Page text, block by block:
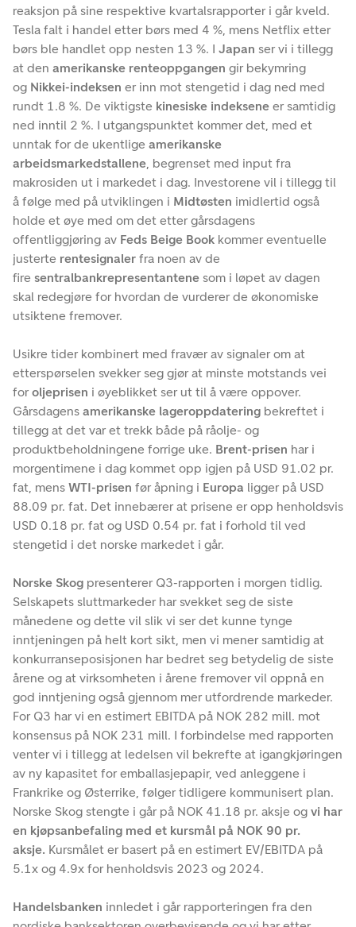
reaksjon på sine respektive kvartalsrapporter i går kveld.
Tesla falt i handel etter børs med 4 %, mens Netflix etter
børs ble handlet opp nesten 13 %. I Japan ser vi i tillegg
at den amerikanske renteoppgangen gir bekymring
og Nikkei-indeksen er inn mot stengetid i dag ned med
rundt 1.8 %. De viktigste kinesiske indeksene er samtidig
ned inntil 2 %. I utgangspunktet kommer det, med et
unntak for de ukentlige amerikanske
arbeidsmarkedstallene , begrenset med input fra
makrosiden ut i markedet i dag. Investorene vil i tillegg til
å følge med på utviklingen i Midtøsten imidlertid også
holde et øye med om det etter gårsdagens
offentliggjøring av Feds Beige Book kommer eventuelle
justerte rentesignaler fra noen av de
fire sentralbankrepresentantene som i løpet av dagen
skal redegjøre for hvordan de vurderer de økonomiske
utsiktene fremover.
Usikre tider kombinert med fravær av signaler om at
etterspørselen svekker seg gjør at minste motstands vei
for oljeprisen i øyeblikket ser ut til å være oppover.
Gårsdagens amerikanske lageroppdatering bekreftet i
tillegg at det var et trekk både på råolje- og
produktbeholdningene forrige uke. Brent-prisen har i
morgentimene i dag kommet opp igjen på USD 91.02 pr.
fat, mens WTI-prisen før åpning i Europa ligger på USD
88.09 pr. fat. Det innebærer at prisene er opp henholdsvis
USD 0.18 pr. fat og USD 0.54 pr. fat i forhold til ved
stengetid i det norske markedet i går.
Norske Skog presenterer Q3-rapporten i morgen tidlig.
Selskapets sluttmarkeder har svekket seg de siste
månedene og dette vil slik vi ser det kunne tynge
inntjeningen på helt kort sikt, men vi mener samtidig at
konkurranseposisjonen har bedret seg betydelig de siste
årene og at virksomheten i årene fremover vil oppnå en
god inntjening også gjennom mer utfordrende markeder.
For Q3 har vi en estimert EBITDA på NOK 282 mill. mot
konsensus på NOK 231 mill. I forbindelse med rapporten
venter vi i tillegg at ledelsen vil bekrefte at igangkjøringen
av ny kapasitet for emballasjepapir, ved anleggene i
Frankrike og Østerrike, følger tidligere kommunisert plan.
Norske Skog stengte i går på NOK 41.18 pr. aksje og vi har
en kjøpsanbefaling med et kursmål på NOK 90 pr.
aksje. Kursmålet er basert på en estimert EV/EBITDA på
5.1x og 4.9x for henholdsvis 2023 og 2024.
Handelsbanken innledet i går rapporteringen fra den